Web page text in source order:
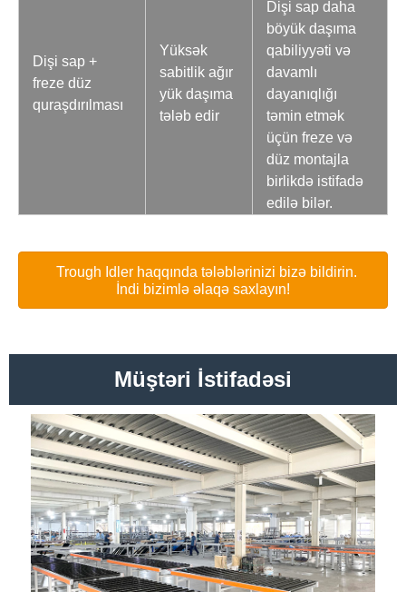
Dişi sap +
freze düz
quraşdırılması
Yüksək
sabitlik ağır
yük daşıma
tələb edir
Dişi sap daha
böyük daşıma
qabiliyyəti və
davamlı
dayanıqlığı
təmin etmək
üçün freze və
düz montajla
birlikdə istifadə
edilə bilər.
Trough Idler haqqında tələblərinizi bizə bildirin.
İndi bizimlə əlaqə saxlayın!
Müştəri İstifadəsi